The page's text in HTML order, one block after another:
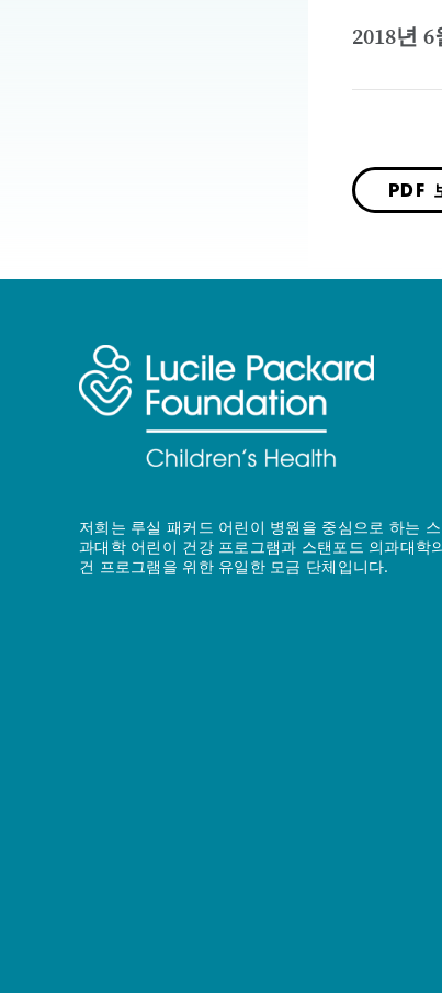
2018년 6
PDF
저희는 루실 패커드 어린이 병원을 중심으로 하는 스
과대학 어린이 건강 프로그램과 스탠포드 의과대학
건 프로그램을 위한 유일한 모금 단체입니다.